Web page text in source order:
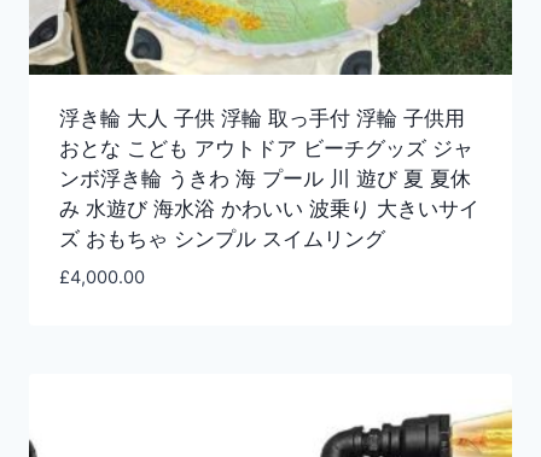
浮き輪 大人 子供 浮輪 取っ手付 浮輪 子供用
おとな こども アウトドア ビーチグッズ ジャ
ンボ浮き輪 うきわ 海 プール 川 遊び 夏 夏休
み 水遊び 海水浴 かわいい 波乗り 大きいサイ
ズ おもちゃ シンプル スイムリング
£4,000.00